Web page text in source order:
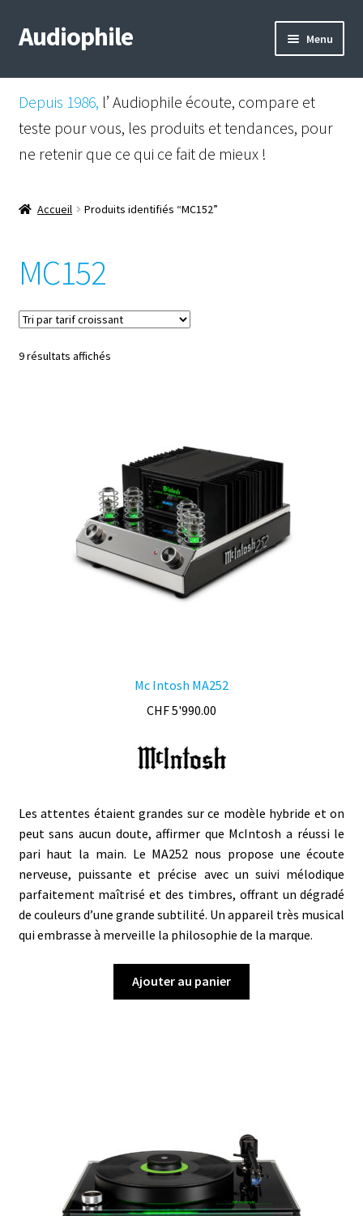
Aller
à
Aller
au
Audiophile Menu
Mail
Shop
Instagram
Facebook
Depuis 1986, l’ Audiophile écoute, compare et
teste pour vous, les produits et tendances, pour
ne retenir que ce qui ce fait de mieux !
Accueil Produits identifiés “MC152”
MC152
9 résultats affichésTrié
Mc Intosh MA252
CHF5'990.00
Les attentes étaient grandes sur ce modèle hybride et on
peut sans aucun doute, affirmer que McIntosh a réussi le
pari haut la main. Le MA252 nous propose une écoute
nerveuse, puissante et précise avec un suivi mélodique
parfaitement maîtrisé et des timbres, offrant un dégradé
de couleurs d’une grande subtilité. Un appareil très musical
qui embrasse à merveille la philosophie de la marque.
Ajouter au panier